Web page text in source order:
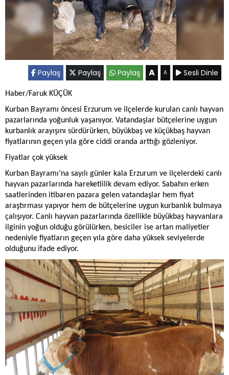
Paylaş Paylaş Paylaş A A Sesli Dinle
Haber/Faruk KÜÇÜK
Kurban Bayramı öncesi Erzurum ve ilçelerde kurulan canlı hayvan
pazarlarında yoğunluk yaşanıyor. Vatandaşlar bütçelerine uygun
kurbanlık arayışını sürdürürken, büyükbaş ve küçükbaş hayvan
fiyatlarının geçen yıla göre ciddi oranda arttığı gözleniyor.
Fiyatlar çok yüksek
Kurban Bayramı’na sayılı günler kala Erzurum ve ilçelerdeki canlı
hayvan pazarlarında hareketlilik devam ediyor. Sabahın erken
saatlerinden itibaren pazara gelen vatandaşlar hem fiyat
araştırması yapıyor hem de bütçelerine uygun kurbanlık bulmaya
çalışıyor. Canlı hayvan pazarlarında özellikle büyükbaş hayvanlara
ilginin yoğun olduğu görülürken, besiciler ise artan maliyetler
nedeniyle fiyatların geçen yıla göre daha yüksek seviyelerde
olduğunu ifade ediyor.